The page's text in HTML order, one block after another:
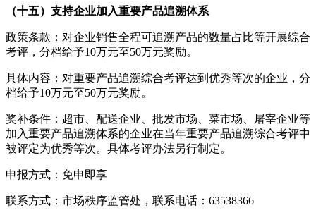
（十五）支持企业加入重要产品追溯体系
政策条款：对企业销售全程可追溯产品的数量占比等开展综合
考评，分档给予10万元至50万元奖励。
具体内容：对重要产品追溯综合考评达到优秀等次的企业，分
档给予10万元至50万元奖励。
奖补条件：超市、配送企业、批发市场、菜市场、屠宰企业等
加入重要产品追溯体系的企业在当年重要产品追溯综合考评中
被评定为优秀等次。具体考评办法另行制定。
申报方式：免申即享
联系方式：市场秩序监管处，联系电话：63538366